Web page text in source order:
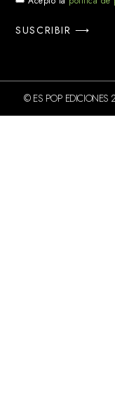
SUSCRIBIR ⟶
© ES POP EDICIONES